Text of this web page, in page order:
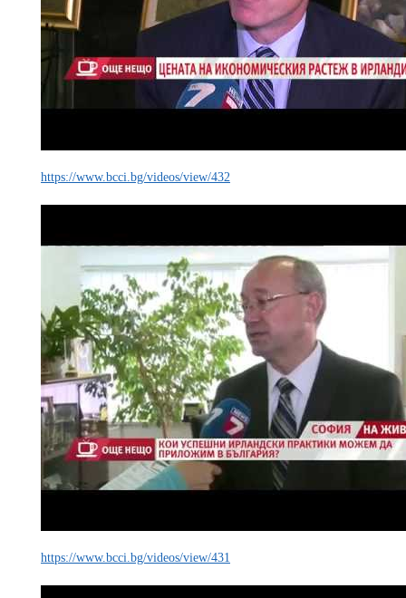
https://www.bcci.bg/videos/view/432
https://www.bcci.bg/videos/view/431